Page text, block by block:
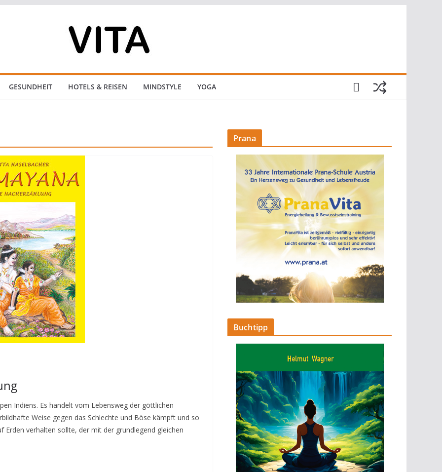
GESUNDHEIT HOTELS & REISEN MINDSTYLE YOGA
Indiens. Es handelt vom Lebensweg der göttlichen
Weise gegen das Schlechte und Böse kämpft und so
Erden verhalten sollte, der mit der grundlegend gleichen
Prana
Buchtipp